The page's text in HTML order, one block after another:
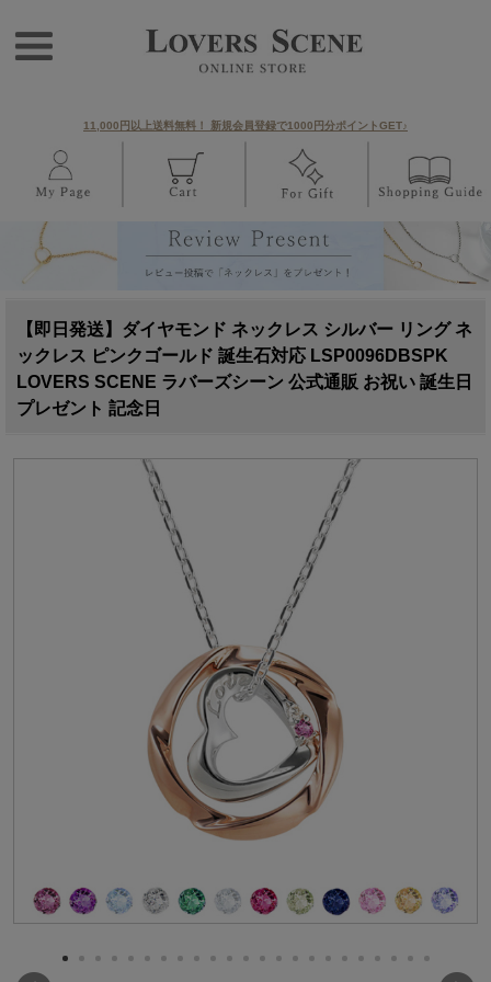
11,000円以上送料無料！ 新規会員登録で1000円分ポイントGET♪
【即日発送】ダイヤモンド ネックレス シルバー リング ネ
ックレス ピンクゴールド 誕生石対応 LSP0096DBSPK
LOVERS SCENE ラバーズシーン 公式通販 お祝い 誕生日
プレゼント 記念日